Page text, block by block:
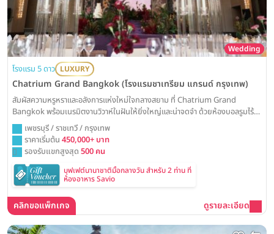
Wedding
โรงแรม 5 ดาว LUXURY
Chatrium Grand Bangkok (โรงแรมชาเทรียม แกรนด์ กรุงเทพ)
สัมผัสความหรูหราและอลังการแห่งใหม่ใจกลางสยาม ที่ Chatrium Grand
Bangkok พร้อมเนรมิตงานวิวาห์ในฝันให้ยิ่งใหญ่และน่าจดจำ ด้วยห้องบอลรูมไร้
เสาที่โอ่อ่าและเทคโนโลยีจอ LED ล้ำสมัย เพื่อการเฉลิมฉลองที่สมบูรณ์แบบที่สุด
เพชรบุรี / ราชเทวี / กรุงเทพ
ราคาเริ่มต้น 450,000+ บาท
รองรับแขกสูงสุด 500 คน
บุฟเฟต์นานาชาติมื้อกลางวัน สำหรับ 2 ท่าน ที่
ห้องอาหาร Savio
คลิกขอแพ็กเกจ ดูรายละเอียด